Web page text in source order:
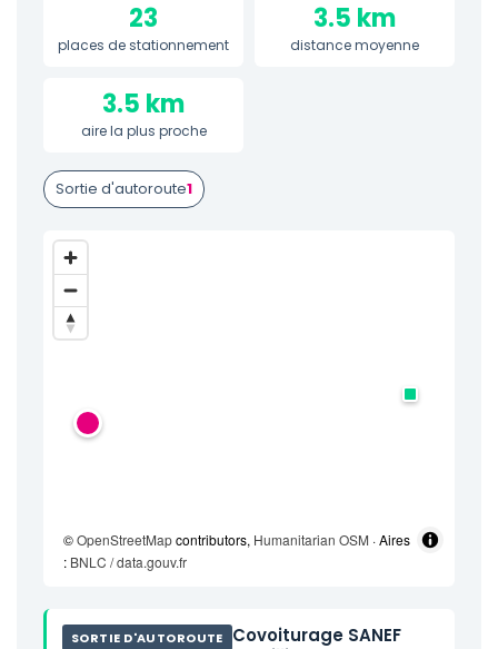
23
places de stationnement
3.5 km
distance moyenne
3.5 km
aire la plus proche
Sortie d'autoroute1
©OpenStreetMapcontributors, Humanitarian OSM · Aires
: BNLC / data.gouv.fr
SORTIE D'AUTOROUTE
Covoiturage SANEF